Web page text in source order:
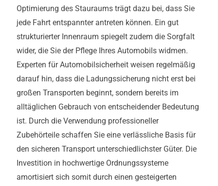
Optimierung des Stauraums trägt dazu bei, dass Sie
jede Fahrt entspannter antreten können. Ein gut
strukturierter Innenraum spiegelt zudem die Sorgfalt
wider, die Sie der Pflege Ihres Automobils widmen.
Experten für Automobilsicherheit weisen regelmäßig
darauf hin, dass die Ladungssicherung nicht erst bei
großen Transporten beginnt, sondern bereits im
alltäglichen Gebrauch von entscheidender Bedeutung
ist. Durch die Verwendung professioneller
Zubehörteile schaffen Sie eine verlässliche Basis für
den sicheren Transport unterschiedlichster Güter. Die
Investition in hochwertige Ordnungssysteme
amortisiert sich somit durch einen gesteigerten